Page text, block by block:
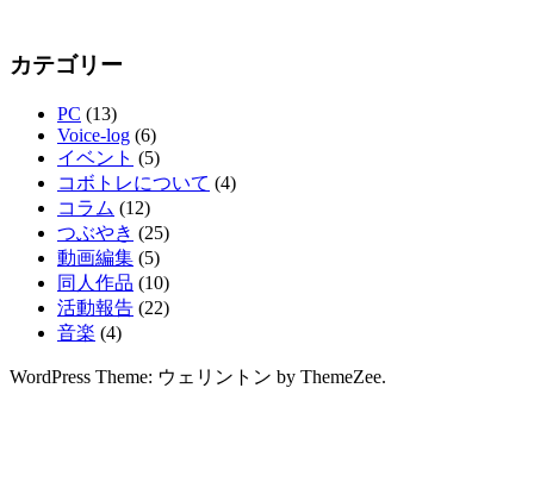
カテゴリー
PC (13)
Voice-log (6)
イベント (5)
コボトレについて (4)
コラム (12)
つぶやき (25)
動画編集 (5)
同人作品 (10)
活動報告 (22)
音楽 (4)
WordPress Theme: ウェリントン by ThemeZee.